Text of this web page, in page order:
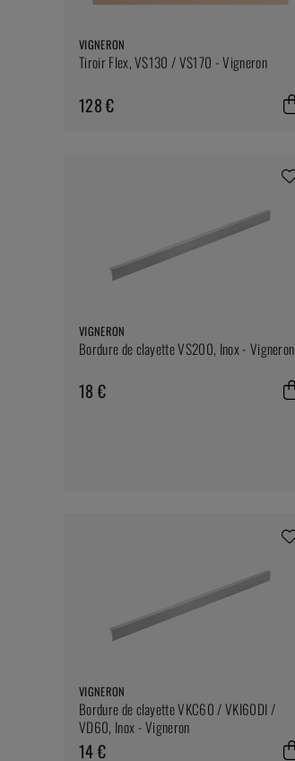
VIGNERON
Tiroir Flex, VS130 / VS170 - Vigneron
128 €
VIGNERON
Bordure de clayette VS200, Inox - Vigneron
18 €
VIGNERON
Bordure de clayette VKC60 / VKI60DI /
VD60, Inox - Vigneron
14 €